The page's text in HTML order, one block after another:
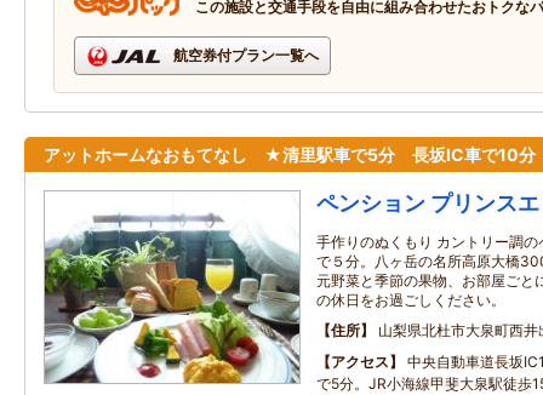
この施設と交通手段を自由に組み合わせたおトクな
航空券付プラン一覧へ
アットホームなおもてなし ★清里駅車で5分 長坂IC車で10分
ペンション プリンス
手作りのぬくもり カントリー調
で５分。八ヶ岳の名所高原大橋
元野菜と季節の果物、お部屋ごと
の休日をお過ごしください。
住所
山梨県北杜市大泉町西
アクセス
中央自動車道長坂
で5分。JR小海線甲斐大泉駅徒歩